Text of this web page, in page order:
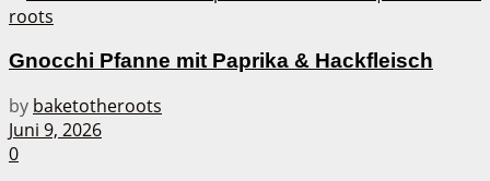
Gnocchi Pfanne mit Paprika & Hackfleisch
by baketotheroots
Juni 9, 2026
0